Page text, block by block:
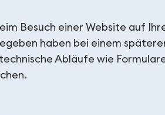
Besuch einer Website auf
haben bei einem
Abläufe wie